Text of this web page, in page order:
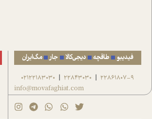
فیدیبو طاقچه دیجی‌کالا جار مگ‌ایران
22861807-9
|
22843030
|
02122183030
info@movafaghiat.com